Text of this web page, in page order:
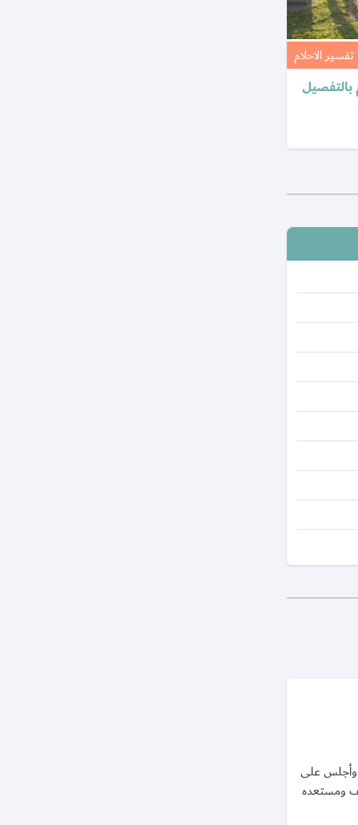
تفسير الاحلام
بالتفصيل
وأجلس على
ومستعده